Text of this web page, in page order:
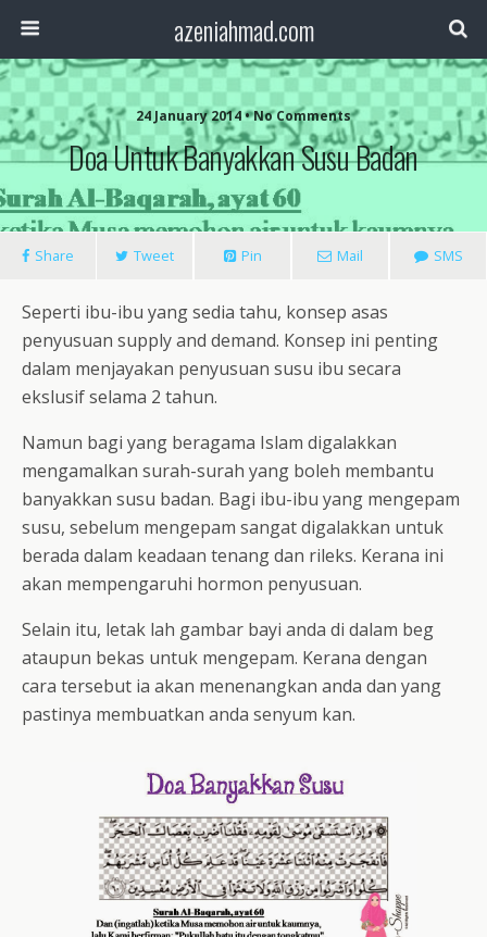
azeniahmad.com
24 January 2014 • No Comments
Doa Untuk Banyakkan Susu Badan
Share Tweet Pin Mail SMS
Seperti ibu-ibu yang sedia tahu, konsep asas
penyusuan supply and demand. Konsep ini penting
dalam menjayakan penyusuan susu ibu secara
ekslusif selama 2 tahun.
Namun bagi yang beragama Islam digalakkan
mengamalkan surah-surah yang boleh membantu
banyakkan susu badan. Bagi ibu-ibu yang mengepam
susu, sebelum mengepam sangat digalakkan untuk
berada dalam keadaan tenang dan rileks. Kerana ini
akan mempengaruhi hormon penyusuan.
Selain itu, letak lah gambar bayi anda di dalam beg
ataupun bekas untuk mengepam. Kerana dengan
cara tersebut ia akan menenangkan anda dan yang
pastinya membuatkan anda senyum kan.